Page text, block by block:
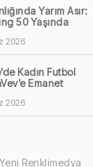
Yarım Asır:
50 Yaşında
2026
Kadın Futbol
Emanet
2026
Renklimedya